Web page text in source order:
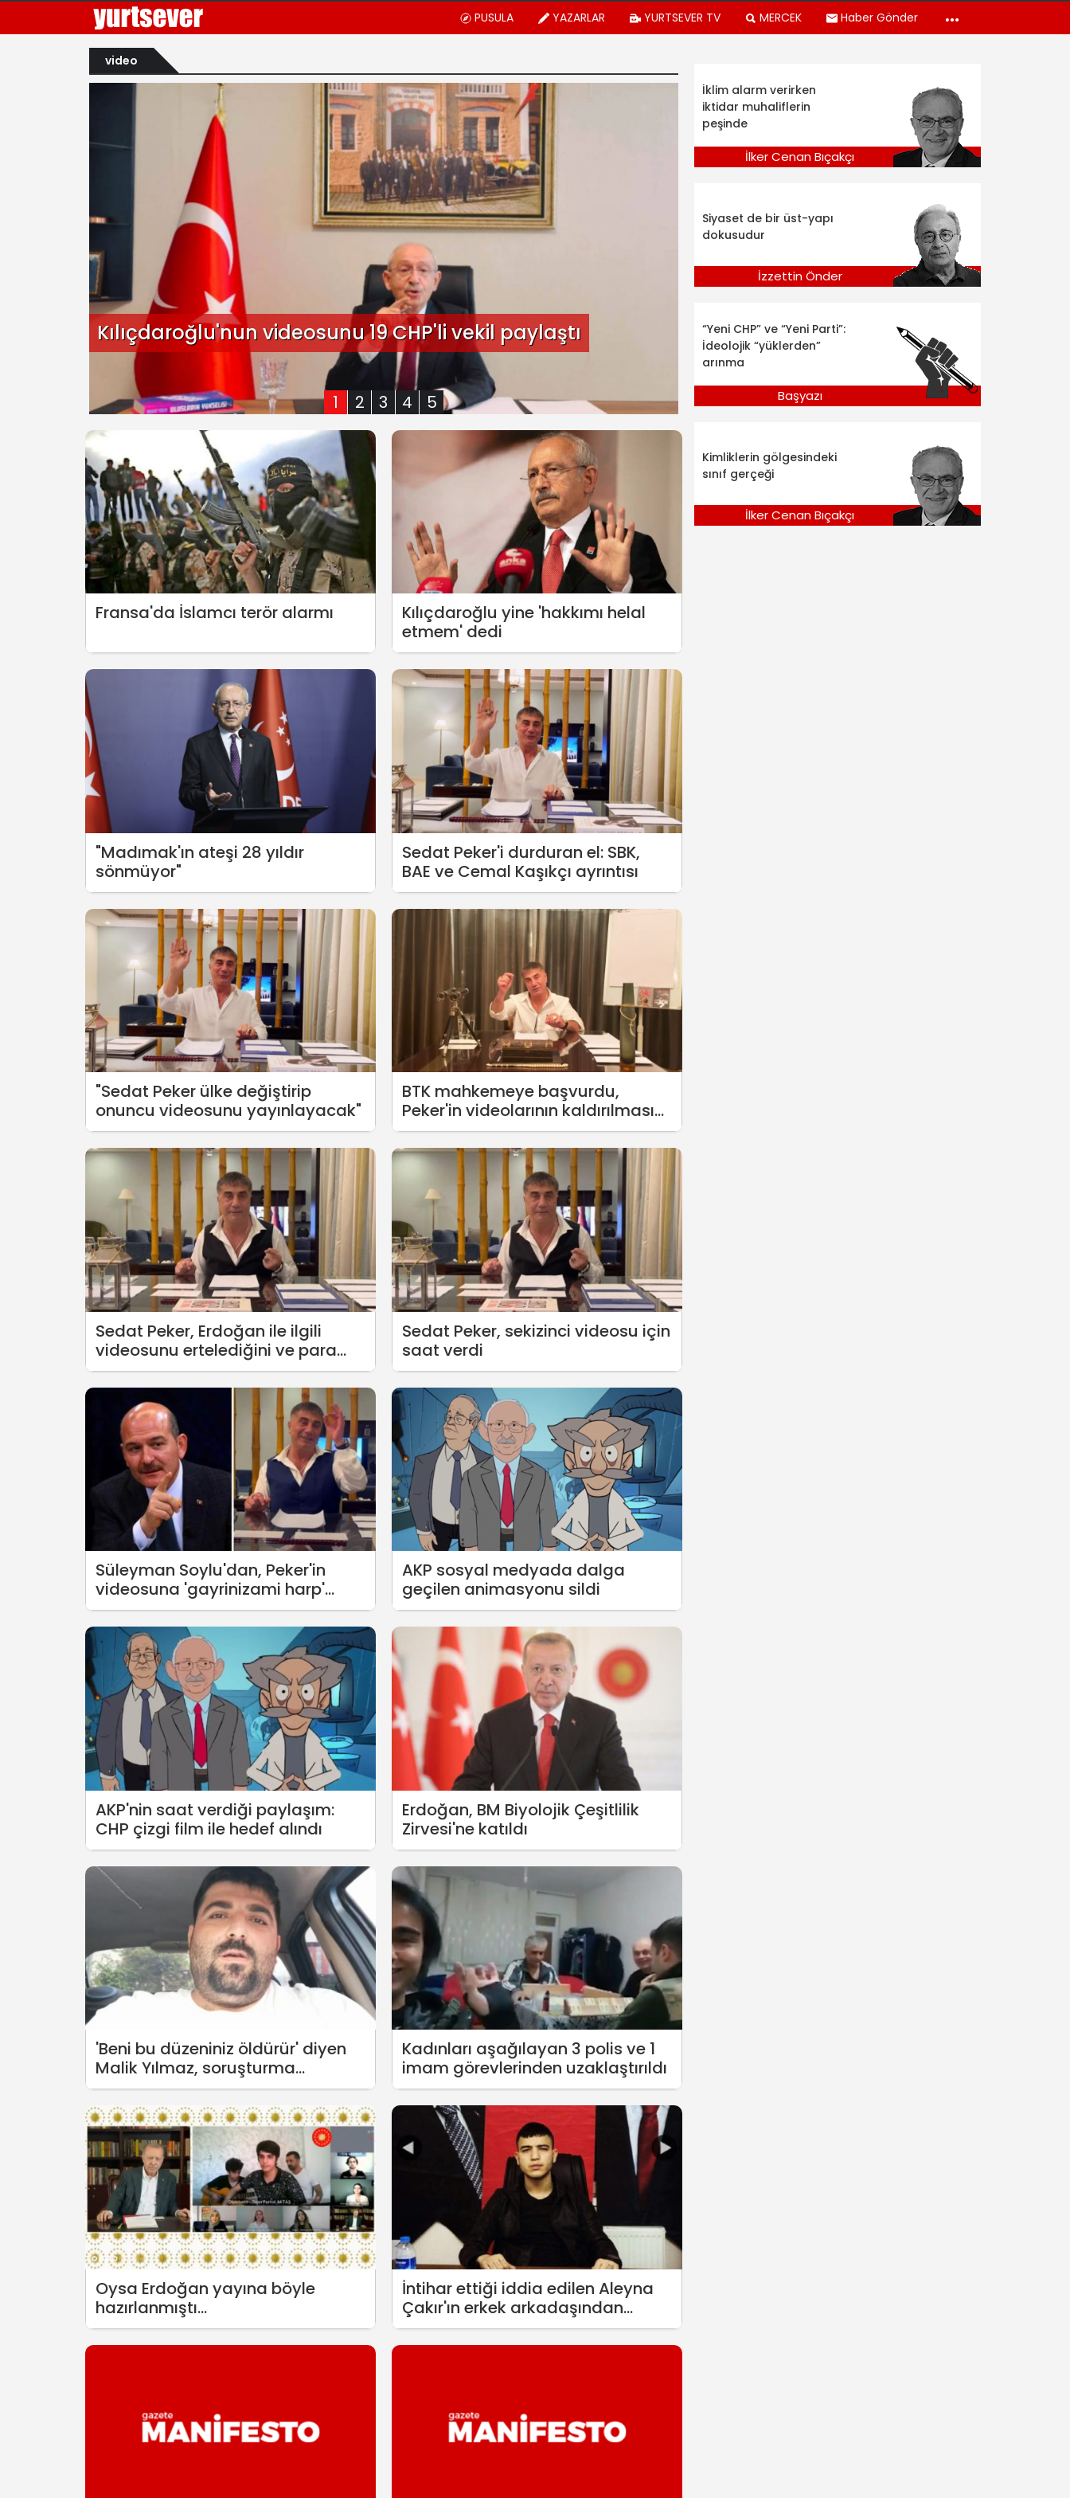
PUSULA YAZARLAR YURTSEVER TV MERCEK Haber Gönder
video
1 2 3 4 5
Kılıçdaroğlu'nun videosunu 19 CHP'li vekil paylaştı
Fransa'da İslamcı terör alarmı
Kılıçdaroğlu yine 'hakkımı helal
etmem' dedi
"Madımak'ın ateşi 28 yıldır
sönmüyor"
Sedat Peker'i durduran el: SBK,
BAE ve Cemal Kaşıkçı ayrıntısı
"Sedat Peker ülke değiştirip
onuncu videosunu yayınlayacak"
BTK mahkemeye başvurdu,
Peker'in videolarının kaldırılmasını
talep etti
Sedat Peker, Erdoğan ile ilgili
videosunu ertelediğini ve para
alan siyasetçiyi açıklayacağını
duyurdu
Sedat Peker, sekizinci videosu için
saat verdi
Süleyman Soylu'dan, Peker'in
videosuna 'gayrinizami harp'
yanıtı
AKP sosyal medyada dalga
geçilen animasyonu sildi
AKP'nin saat verdiği paylaşım:
CHP çizgi film ile hedef alındı
Erdoğan, BM Biyolojik Çeşitlilik
Zirvesi'ne katıldı
'Beni bu düzeniniz öldürür' diyen
Malik Yılmaz, soruşturma
yüzünden hala işsiz
Kadınları aşağılayan 3 polis ve 1
imam görevlerinden uzaklaştırıldı
Oysa Erdoğan yayına böyle
hazırlanmıştı...
İntihar ettiği iddia edilen Aleyna
Çakır'ın erkek arkadaşından
şiddet gördüğü ortaya çıktı
İklim alarm verirken
iktidar muhaliflerin
peşinde
İlker Cenan Bıçakçı
Siyaset de bir üst-yapı
dokusudur
İzzettin Önder
“Yeni CHP” ve “Yeni Parti”:
İdeolojik “yüklerden”
arınma
Başyazı
Kimliklerin gölgesindeki
sınıf gerçeği
İlker Cenan Bıçakçı